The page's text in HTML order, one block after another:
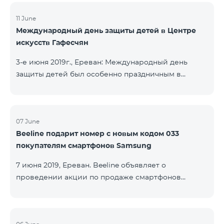
11 June
Международный день защиты детей в Центре
искусств Гафесчян
3-е июня 2019г., Ереван: Международный день
защиты детей был особенно праздничным в
школьников представили логотип ЦИГ с
указанием 10-летней годовщины в начале с
помощью воздушных шариков, а затем с помощью
изображением произведений ЦИГ в саду
скульптур Гафесчян в рамках творческой
07 June
Beeline подарит номер с новым кодом 033
покупателям смартфонов Samsung
7 июня 2019, Ереван. Beeline объявляет о
проведении акции по продаже смартфонов